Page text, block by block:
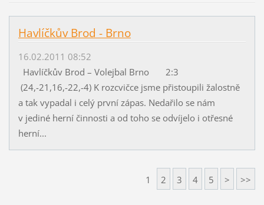
Havlíčkův Brod - Brno
16.02.2011 08:52
Havlíčkův Brod – Volejbal Brno 2:3
(24,-21,16,-22,-4) K rozcvičce jsme přistoupili žalostně
a tak vypadal i celý první zápas. Nedařilo se nám
v jediné herní činnosti a od toho se odvíjelo i otřesné
herní...
1 2 3 4 5 > >>